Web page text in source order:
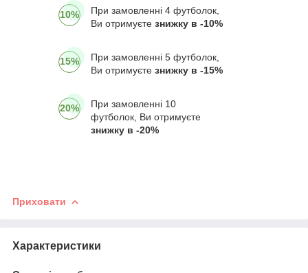
10%
При замовленні 4 футболок,
Ви отримуєте знижку в -10%
15%
При замовленні 5 футболок,
Ви отримуєте знижку в -15%
20%
При замовленні 10
футболок, Ви отримуєте
знижку в -20%
Приховати
Характеристики